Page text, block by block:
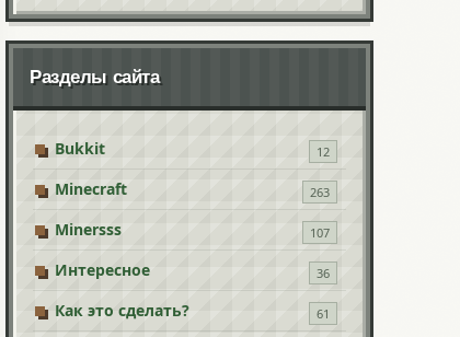
Разделы сайта
Bukkit 12
Minecraft 263
Minersss 107
Интересное 36
Как это сделать? 61